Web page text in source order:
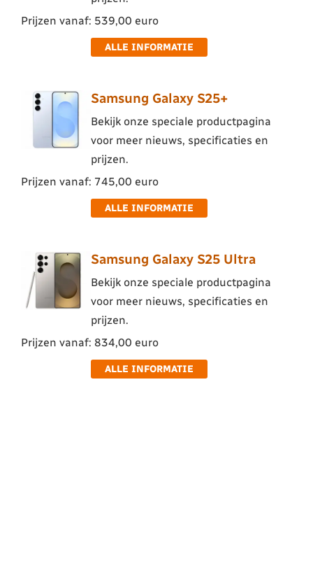
Prijzen vanaf: 539,00 euro
ALLE INFORMATIE
Samsung Galaxy S25+
Bekijk onze speciale productpagina
voor meer nieuws, specificaties en
prijzen.
Prijzen vanaf: 745,00 euro
ALLE INFORMATIE
Samsung Galaxy S25 Ultra
Bekijk onze speciale productpagina
voor meer nieuws, specificaties en
prijzen.
Prijzen vanaf: 834,00 euro
ALLE INFORMATIE